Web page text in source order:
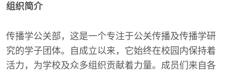
组织简介
传播学公关部，这是一个专注于公关传播及传播学研
究的学子团体。自成立以来，它始终在校园内保持着
活力，为学校及众多组织贡献着力量。成员们来自各